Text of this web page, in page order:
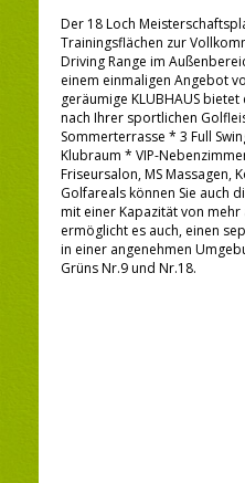
Der 18 Loch
Trainingsflächen zur
Driving Range im
einem einmaligen Angebot
geräumige KLUBHAUS
nach Ihrer sportlichen
Sommerterrasse * 3 Full
Klubraum * VIP-
Friseursalon, MS Massagen,
Golfareals können Sie auch
mit einer Kapazität von mehr
ermöglicht es auch, einen
in einer angenehmen
Grüns Nr.9 und Nr.18.